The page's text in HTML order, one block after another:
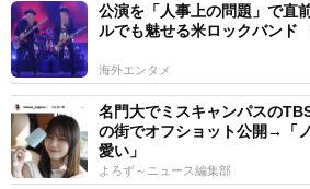
公演を「人事上の問題」で
ルでも魅せる米ロックバン
海外エンタメ
名門大でミスキャンパスの
の街でオフショット公開→「
愛い」
よろず～ニュース編集部